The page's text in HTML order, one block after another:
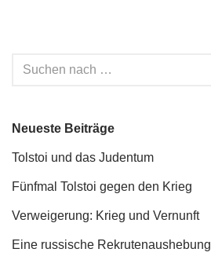
Neueste Beiträge
Tolstoi und das Judentum
Fünfmal Tolstoi gegen den Krieg
Verweigerung: Krieg und Vernunft
Eine russische Rekrutenaushebung